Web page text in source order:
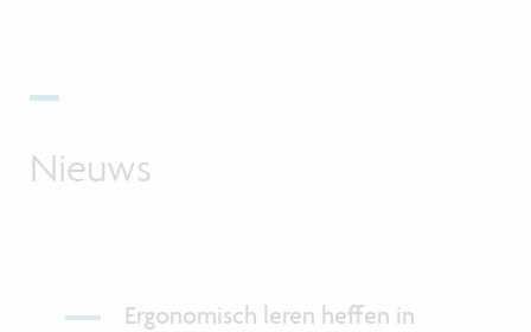
Nieuws
Ergonomisch leren heffen in